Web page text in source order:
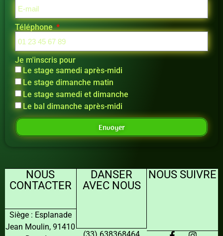
Téléphone
Je m'inscris pour
Le stage samedi après-midi
Le stage dimanche matin
Le stage samedi et dimanche
Le bal dimanche après-midi
Envoyer
NOUS
CONTACTER
Siège : Esplanade
Jean Moulin, 91410
DANSER
AVEC NOUS
(33) 638368464
NOUS SUIVRE